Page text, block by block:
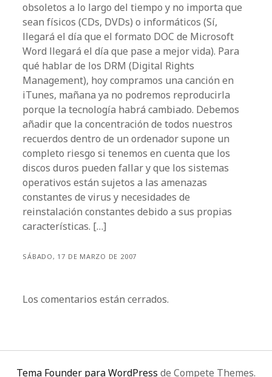
obsoletos a lo largo del tiempo y no importa que
sean físicos (CDs, DVDs) o informáticos (Sí,
llegará el día que el formato DOC de Microsoft
Word llegará el día que pase a mejor vida). Para
qué hablar de los DRM (Digital Rights
Management), hoy compramos una canción en
iTunes, mañana ya no podremos reproducirla
porque la tecnología habrá cambiado. Debemos
añadir que la concentración de todos nuestros
recuerdos dentro de un ordenador supone un
completo riesgo si tenemos en cuenta que los
discos duros pueden fallar y que los sistemas
operativos están sujetos a las amenazas
constantes de virus y necesidades de
reinstalación constantes debido a sus propias
características. […]
SÁBADO, 17 DE MARZO DE 2007
Los comentarios están cerrados.
Tema Founder para WordPress de Compete Themes.